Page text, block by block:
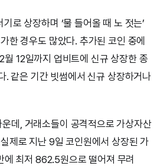
로 상장하며 ‘물 들어올 때 노 젓는’
한 경우도 많았다. 추가된 코인 중에
월 12일까지 업비트에 신규 상장한 종
같은 기간 빗썸에서 신규 상장하거나
데, 거래소들이 공격적으로 가상자산
제로 지난 9일 코인원에서 상장된 가
에 최저 862.5원으로 떨어져 무려